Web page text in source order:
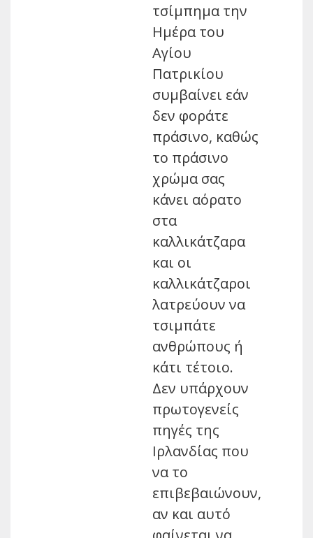
τσίμπημα την
Ημέρα του
Αγίου
Πατρικίου
συμβαίνει εάν
δεν φοράτε
πράσινο, καθώς
το πράσινο
χρώμα σας
κάνει αόρατο
στα
καλλικάτζαρα
και οι
καλλικάτζαροι
λατρεύουν να
τσιμπάτε
ανθρώπους ή
κάτι τέτοιο.
Δεν υπάρχουν
πρωτογενείς
πηγές της
Ιρλανδίας που
να το
επιβεβαιώνουν,
αν και αυτό